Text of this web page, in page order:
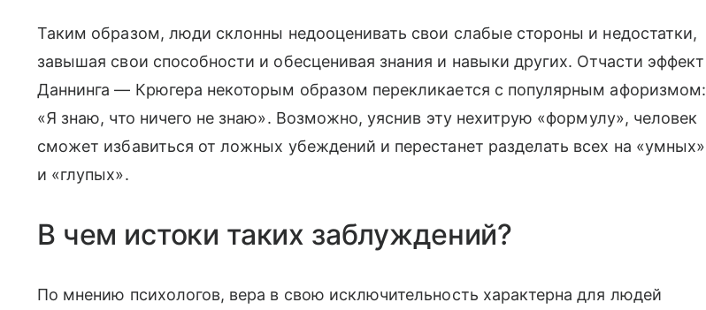
Таким образом, люди склонны недооценивать свои слабые стороны и недостатки,
завышая свои способности и обесценивая знания и навыки других. Отчасти эффект
Даннинга — Крюгера некоторым образом перекликается с популярным афоризмом:
«Я знаю, что ничего не знаю». Возможно, уяснив эту нехитрую «формулу», человек
сможет избавиться от ложных убеждений и перестанет разделать всех на «умных»
и «глупых».
В чем истоки таких заблуждений?
По мнению психологов, вера в свою исключительность характерна для людей